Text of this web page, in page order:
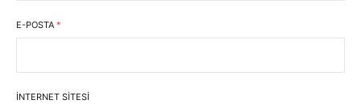
E-POSTA *
İNTERNET SITESI